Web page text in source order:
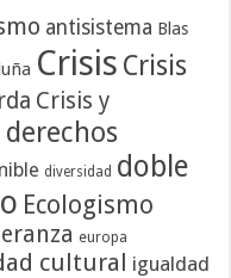
antisistema Blas
Crisis Crisis
Crisis y
derechos
diversidad doble
Ecologismo
europa
cultural igualdad